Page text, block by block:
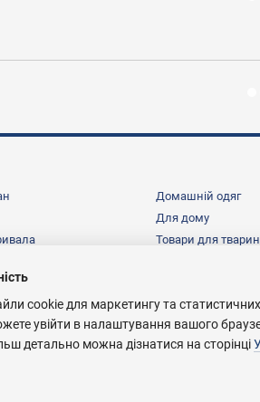
Домашній одяг
Для дому
Товари для тварин
cookie для маркетингу та
увійти в налаштування вашого
детально можна дізнатися на сторінці